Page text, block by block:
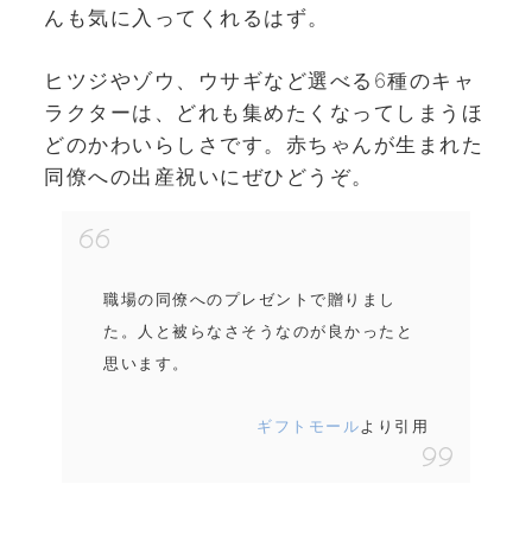
んも気に入ってくれるはず。
ヒツジやゾウ、ウサギなど選べる6種のキャ
ラクターは、どれも集めたくなってしまうほ
どのかわいらしさです。赤ちゃんが生まれた
同僚への出産祝いにぜひどうぞ。
職場の同僚へのプレゼントで贈りまし
た。
人と被らなさそうなのが良かったと
思います。
ギフトモールより引用